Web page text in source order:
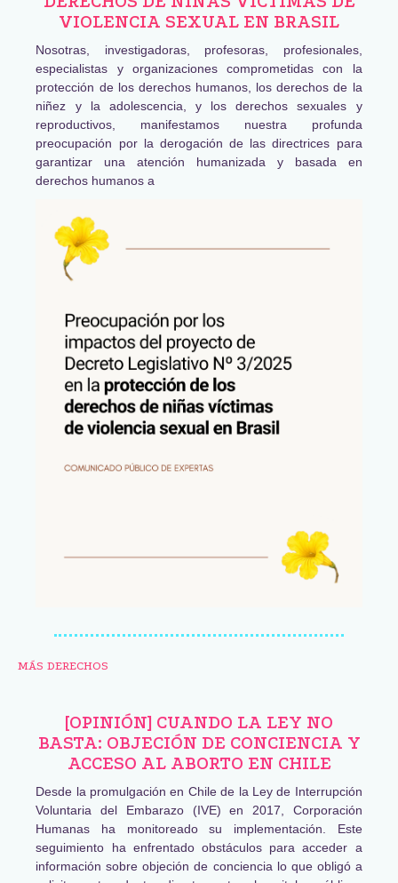
VIOLENCIA SEXUAL EN BRASIL
Nosotras, investigadoras, profesoras, profesionales,
especialistas y organizaciones comprometidas con la
protección de los derechos humanos, los derechos de la
niñez y la adolescencia, y los derechos sexuales y
reproductivos, manifestamos nuestra profunda
preocupación por la derogación de las directrices para
garantizar una atención humanizada y basada en
derechos humanos a
MÁS DERECHOS
[OPINIÓN] CUANDO LA LEY NO
BASTA: OBJECIÓN DE CONCIENCIA Y
ACCESO AL ABORTO EN CHILE
Desde la promulgación en Chile de la Ley de Interrupción
Voluntaria del Embarazo (IVE) en 2017, Corporación
Humanas ha monitoreado su implementación. Este
seguimiento ha enfrentado obstáculos para acceder a
información sobre objeción de conciencia lo que obligó a